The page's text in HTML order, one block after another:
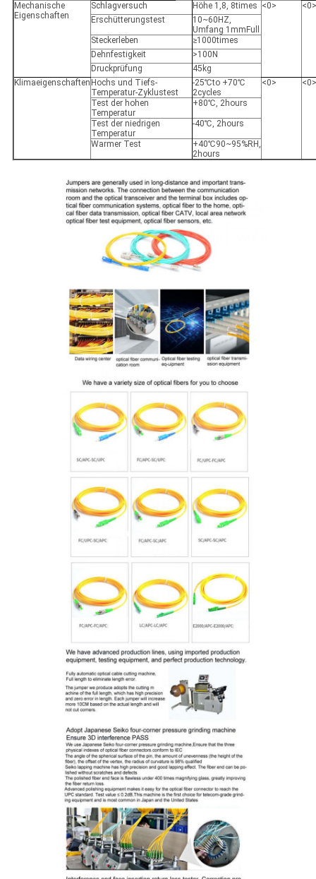
Mechanische
Eigenschaften
Schlagversuch Höhe 1,8, 8times <0>
<0>
Erschütterungstest
10~60HZ,
Umfang 1mmFull
Steckerleben
≥1000times
Dehnfestigkeit
>100N
Druckprüfung
45kg
Klimaeigenschaften Hochs und Tiefs-
Temperatur-Zyklustest
-25℃to +70℃
2cycles
<0> <0>
Test der hohen
Temperatur
+80℃, 2hours
Test der niedrigen
Temperatur
-40℃, 2hours
Warmer Test +40℃90~95%RH ,
2hours